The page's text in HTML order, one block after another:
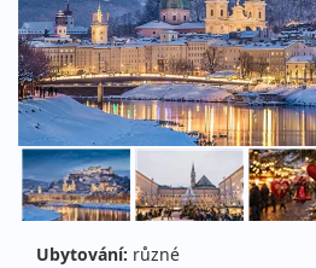
Ubytování: různé